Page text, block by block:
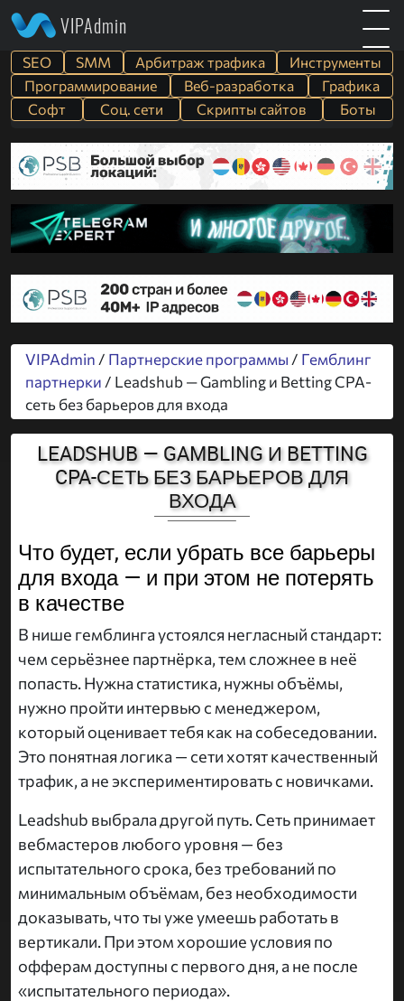
VIPAdmin
SEO SMM Арбитраж трафика
Инструменты
Программирование
Веб-разработка
Графика
Софт
Cоц. сети Скрипты сайтов Боты
VIPAdmin / Партнерские программы / Гемблинг
партнерки / Leadshub — Gambling и Betting CPA-
сеть без барьеров для входа
LEADSHUB — GAMBLING И BETTING
CPA-СЕТЬ БЕЗ БАРЬЕРОВ ДЛЯ
ВХОДА
Что будет, если убрать все барьеры
для входа — и при этом не потерять
в качестве
В нише гемблинга устоялся негласный стандарт:
чем серьёзнее партнёрка, тем сложнее в неё
попасть. Нужна статистика, нужны объёмы,
нужно пройти интервью с менеджером,
который оценивает тебя как на собеседовании.
Это понятная логика — сети хотят качественный
трафик, а не экспериментировать с новичками.
Leadshub выбрала другой путь. Сеть принимает
вебмастеров любого уровня — без
испытательного срока, без требований по
минимальным объёмам, без необходимости
доказывать, что ты уже умеешь работать в
вертикали. При этом хорошие условия по
офферам доступны с первого дня, а не после
«испытательного периода».